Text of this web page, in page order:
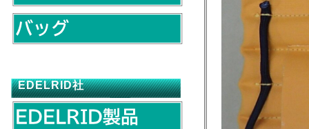
EDELRID社